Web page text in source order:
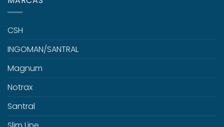
CSH
INGOMAN/SANTRAL
Magnum
Notrax
Santral